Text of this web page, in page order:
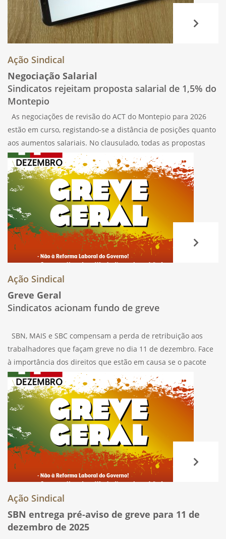
Ação Sindical
Negociação Salarial
Sindicatos rejeitam proposta salarial de 1,5% do
Montepio
As negociações de revisão do ACT do Montepio para 2026
estão em curso, registando-se a distância de posições quanto
aos aumentos salariais. No clausulado, todas as propostas
sindicais foram recusadas. Após o cumprimento formal de
entrega da proposta
Ação Sindical
Greve Geral
Sindicatos acionam fundo de greve
SBN, MAIS e SBC compensam a perda de retribuição aos
trabalhadores que façam greve no dia 11 de dezembro. Face
à importância dos direitos que estão em causa se o pacote
laboral do Governo for aprovado, a participação dos
Ação Sindical
SBN entrega pré-aviso de greve para 11 de
dezembro de 2025